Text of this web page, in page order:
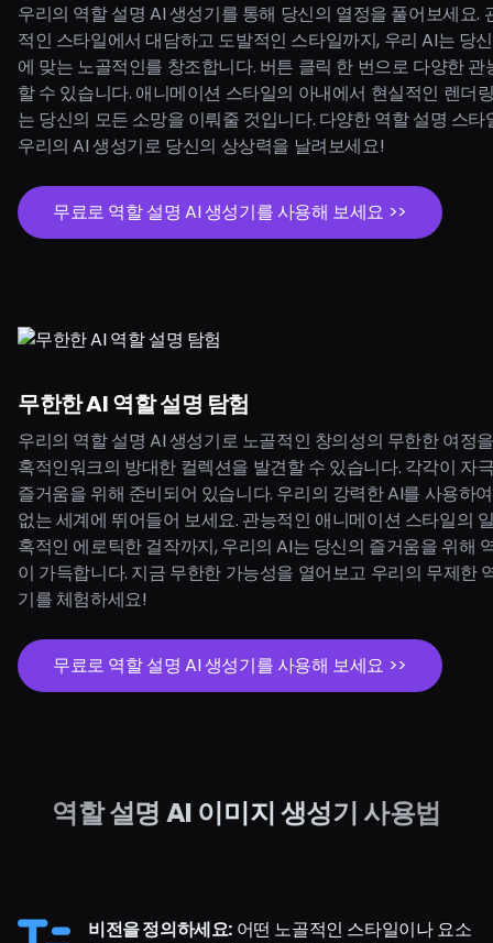
우리의 역할 설명 AI 생성기를 통해 당신의 열정을 풀어보세요.
적인 스타일에서 대담하고 도발적인 스타일까지, 우리 AI는 당
에 맞는 노골적인를 창조합니다. 버튼 클릭 한 번으로 다양한 관
할 수 있습니다. 애니메이션 스타일의 아내에서 현실적인 렌더
는 당신의 모든 소망을 이뤄줄 것입니다. 다양한 역할 설명 스
우리의 AI 생성기로 당신의 상상력을 날려보세요!
무료로 역할 설명 AI 생성기를 사용해 보세요 >>
무한한 AI 역할 설명 탐험
우리의 역할 설명 AI 생성기로 노골적인 창의성의 무한한 여정
혹적인워크의 방대한 컬렉션을 발견할 수 있습니다. 각각이 자
즐거움을 위해 준비되어 있습니다. 우리의 강력한 AI를 사용하
없는 세계에 뛰어들어 보세요. 관능적인 애니메이션 스타일의
혹적인 에로틱한 걸작까지, 우리의 AI는 당신의 즐거움을 위해
이 가득합니다. 지금 무한한 가능성을 열어보고 우리의 무제한
기를 체험하세요!
무료로 역할 설명 AI 생성기를 사용해 보세요 >>
역할 설명 AI 이미지 생성기 사용법
비전을 정의하세요: 어떤 노골적인 스타일이나 요소